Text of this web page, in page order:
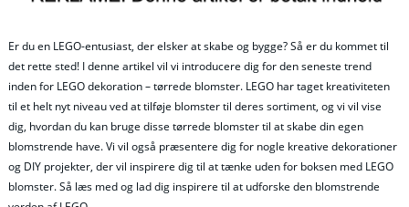
Er du en LEGO-entusiast, der elsker at skabe og bygge? Så er du kommet til
det rette sted! I denne artikel vil vi introducere dig for den seneste trend
inden for LEGO dekoration – tørrede blomster. LEGO har taget kreativiteten
til et helt nyt niveau ved at tilføje blomster til deres sortiment, og vi vil vise
dig, hvordan du kan bruge disse tørrede blomster til at skabe din egen
blomstrende have. Vi vil også præsentere dig for nogle kreative dekorationer
og DIY projekter, der vil inspirere dig til at tænke uden for boksen med LEGO
blomster. Så læs med og lad dig inspirere til at udforske den blomstrende